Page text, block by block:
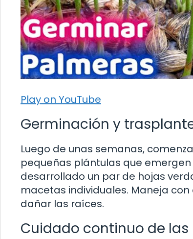
Play on YouTube
Germinación y
Luego de unas semanas,
pequeñas plántulas que
desarrollado un par de hojas
macetas individuales. Maneja
dañar las raíces.
Cuidado continuo de